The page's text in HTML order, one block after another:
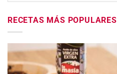
RECETAS MÁS POPULARES